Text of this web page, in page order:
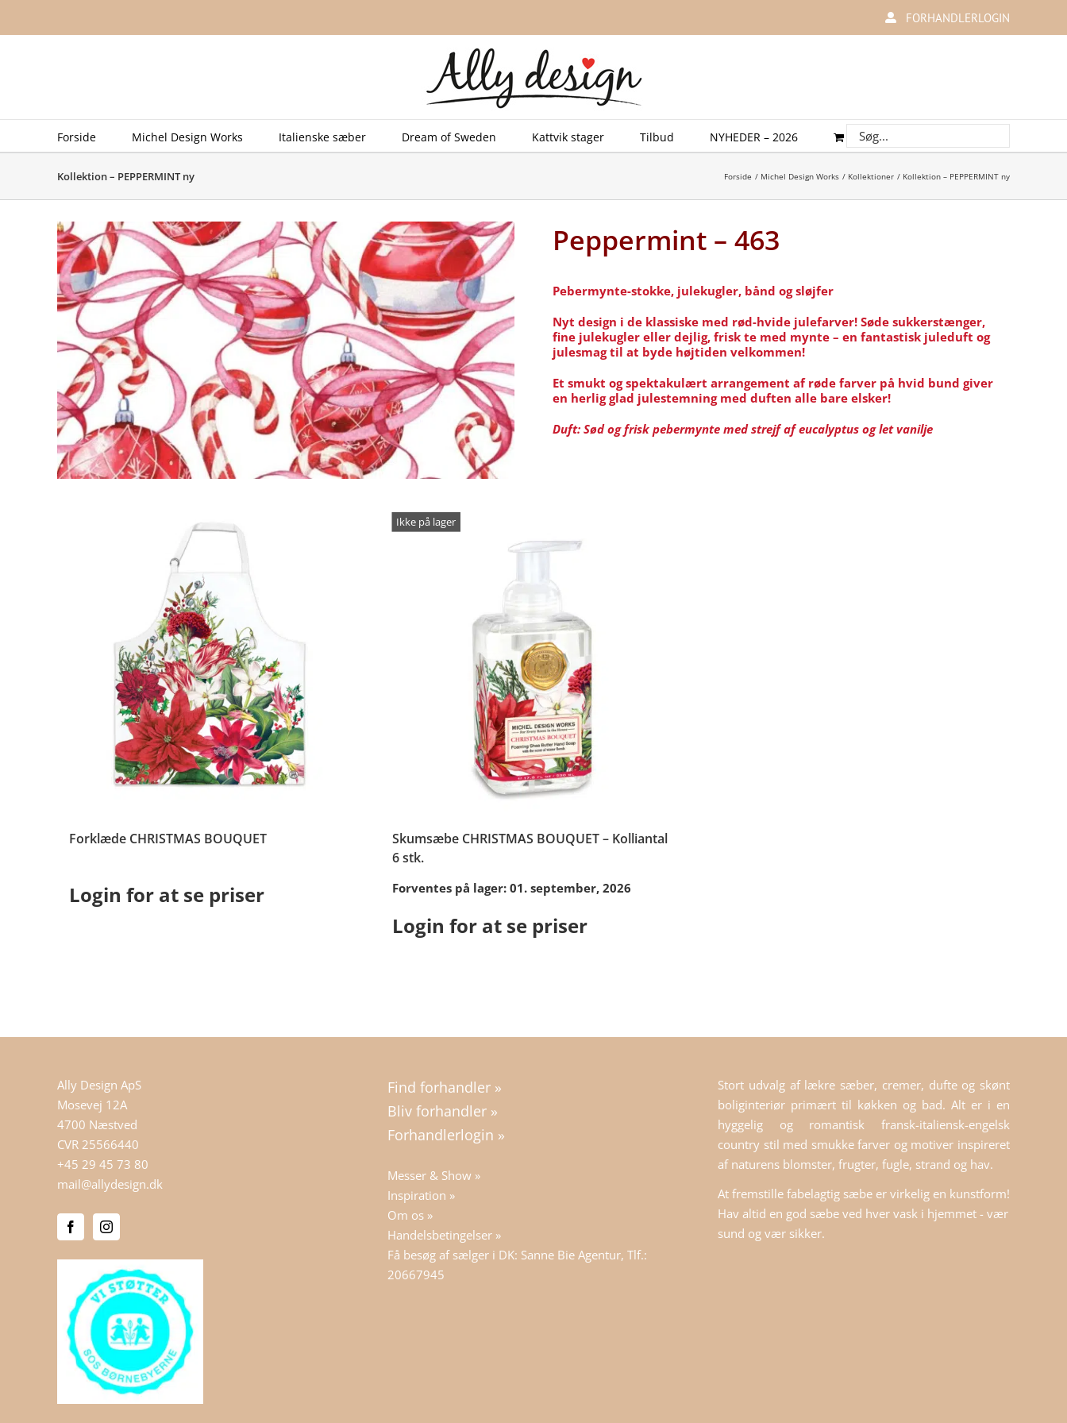
content
FORHANDLERLOGIN
Forside Michel Design Works Italienske sæber Dream of Sweden Kattvik stager Tilbud NYHEDER – 2026
Kollektion – PEPPERMINT ny Forside Michel Design Works Kollektioner Kollektion – PEPPERMINT ny
Peppermint – 463
Pebermynte-stokke, julekugler, bånd og sløjfer
Nyt design i de klassiske med rød-hvide julefarver! Søde sukkerstænger,
fine julekugler eller dejlig, frisk te med mynte – en fantastisk juleduft og
julesmag til at byde højtiden velkommen!
Et smukt og spektakulært arrangement af røde farver på hvid bund giver
en herlig glad julestemning med duften alle bare elsker!
Duft: Sød og frisk pebermynte med strejf af eucalyptus og let vanilje
Forklæde CHRISTMAS BOUQUET
Login for at se priser
Ikke på lager
Skumsæbe CHRISTMAS BOUQUET – Kolliantal
6 stk.
Forventes på lager: 01. september, 2026
Login for at se priser
Ally Design ApS
Mosevej 12A
4700 Næstved
CVR 25566440
+45 29 45 73 80
mail@allydesign.dk
Find forhandler »
Bliv forhandler »
Forhandlerlogin »
Messer & Show »
Inspiration »
Om os »
Handelsbetingelser »
Få besøg af sælger i DK: Sanne Bie Agentur, Tlf.:
20667945
Stort udvalg af lækre sæber, cremer, dufte og skønt
boliginteriør primært til køkken og bad. Alt er i en
hyggelig og romantisk fransk-italiensk-engelsk
country stil med smukke farver og motiver inspireret
af naturens blomster, frugter, fugle, strand og hav.
At fremstille fabelagtig sæbe er virkelig en kunstform!
Hav altid en god sæbe ved hver vask i hjemmet - vær
sund og vær sikker.